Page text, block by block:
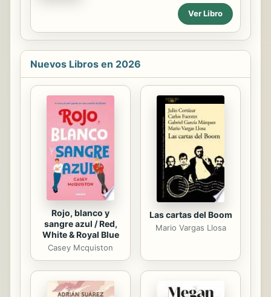
nuestro banco información sobre
nuestros hábitos y también a la
tienda sobre los productos que
tengan la motivación de aprender
algo nuevo. La curiosidad es una de
las condiciones esenciales para leer
este libro, el anhelo de aprender
algo nuevo, de conocer un poco
resolver problemas. Pueden tener
nulos o muy pocos conocimientos
sobre programación, si no saben
nada aprenderán desde el inicio, si
saben algo, mejor. El aprendizaje es
un proceso psicológico de cambio y
de transformación del
comportamiento del individuo. Este...
Ver Libro
Nuevos Libros en 2026
Rojo, blanco y
sangre azul / Red,
White & Royal Blue
Casey Mcquiston
Las cartas del Boom
Mario Vargas Llosa